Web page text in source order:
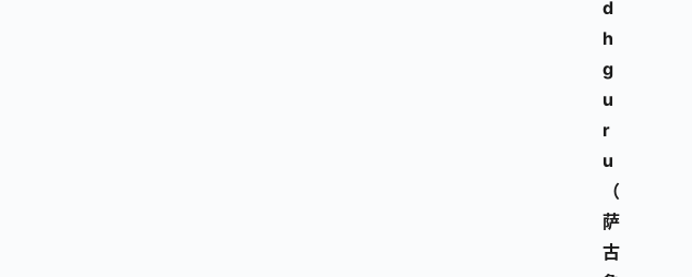
d
h
g
u
r
u
（
萨
古